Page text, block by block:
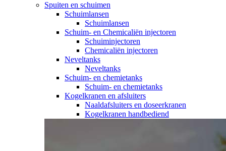
Spuiten en schuimen
Schuimlansen
Schuimlansen
Schuim- en Chemicaliën injectoren
Schuiminjectoren
Chemicaliën injectoren
Neveltanks
Neveltanks
Schuim- en chemietanks
Schuim- en chemietanks
Kogelkranen en afsluiters
Naaldafsluiters en doseerkranen
Kogelkranen handbediend